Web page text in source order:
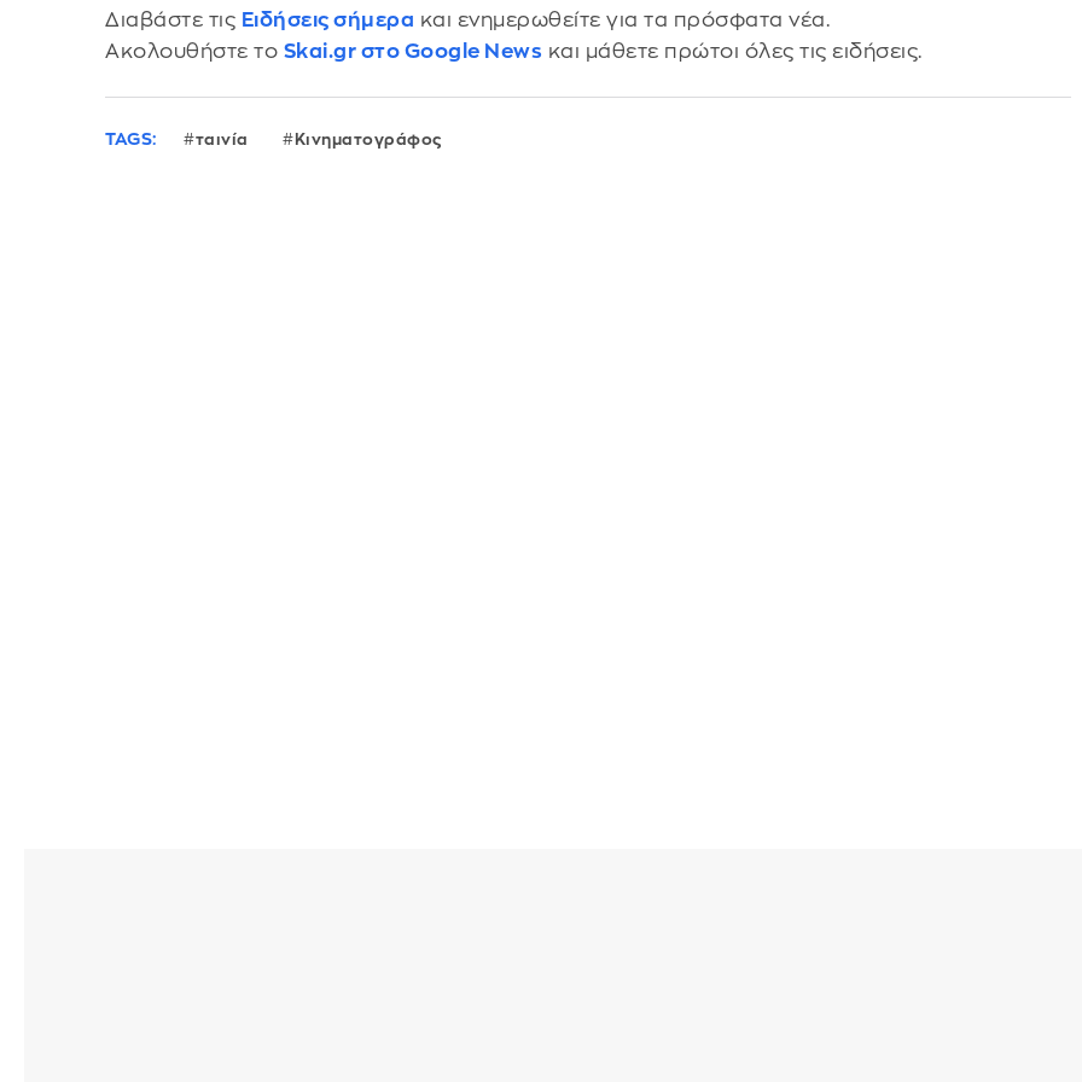
Διαβάστε τις Ειδήσεις σήμερα και ενημερωθείτε για τα πρόσφατα νέα.
Ακολουθήστε το Skai.gr στο Google News και μάθετε πρώτοι όλες τις ειδήσεις.
TAGS: ταινία Κινηματογράφος